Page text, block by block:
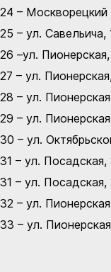
24 –
25 – ул.
26 –ул.
27 – ул.
28 – ул.
29 – ул.
30 – ул.
31 – ул.
31 – ул.
32 – ул.
33 – ул.